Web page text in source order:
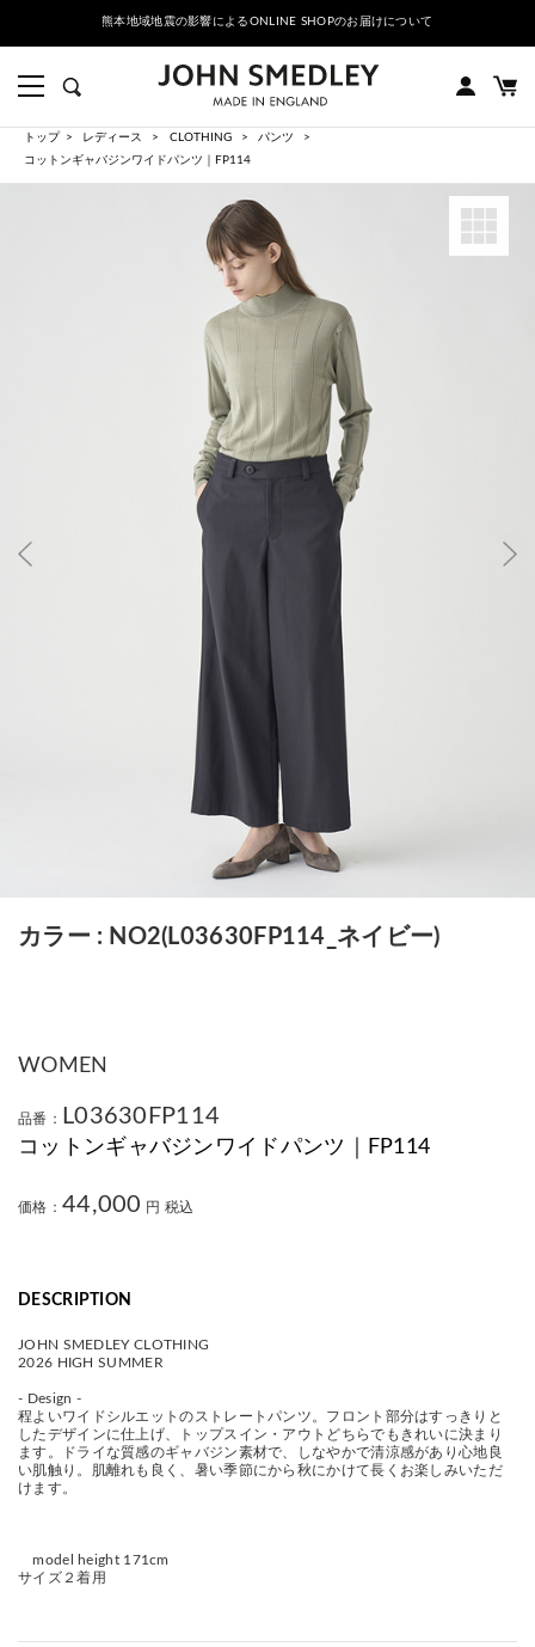
熊本地域地震の影響によるONLINE SHOPのお届けについて
トップ レディース CLOTHING
パンツ
コットンギャバジンワイドパンツ｜FP114
カラー NO2(L03630FP114_ネイビー)
WOMEN
品番： L03630FP114
コットンギャバジンワイドパンツ｜FP114
価格： 44,000 円 税込
DESCRIPTION
JOHN SMEDLEY CLOTHING
2026 HIGH SUMMER
- Design -
程よいワイドシルエットのストレートパンツ。フロント部分はすっきりと
したデザインに仕上げ、トップスイン・アウトどちらでもきれいに決まり
ます。ドライな質感のギャバジン素材で、しなやかで清涼感があり心地良
い肌触り。肌離れも良く、暑い季節にから秋にかけて長くお楽しみいただ
けます。
model height 171cm
サイズ２着用